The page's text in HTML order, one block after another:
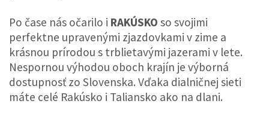
Po čase nás očarilo i RAKÚSKO so svojimi
perfektne upravenými zjazdovkami v zime a
krásnou prírodou s trblietavými jazerami v lete.
Nespornou výhodou oboch krajín je výborná
dostupnosť zo Slovenska. Vďaka dialničnej sieti
máte celé Rakúsko i Taliansko ako na dlani.